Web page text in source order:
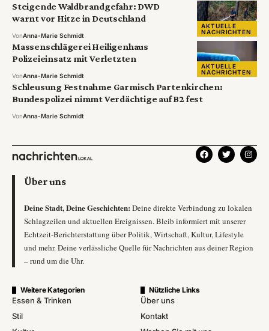
AKTUELLE
NACHRICHTEN
Steigende Waldbrandgefahr: DWD
warnt vor Hitze in Deutschland
VonAnna-Marie Schmidt
AKTUELLE
NACHRICHTEN
Massenschlägerei Heiligenhaus
Polizeieinsatz mit Verletzten
VonAnna-Marie Schmidt
Schleusung Festnahme Garmisch Partenkirchen:
Bundespolizei nimmt Verdächtige auf B2 fest
VonAnna-Marie Schmidt
Über uns
Deine Stadt, Deine Geschichten: Deine direkte Verbindung zu lokalen
Schlagzeilen und aktuellen Ereignissen. Bleib informiert mit unserer
Echtzeit-Berichterstattung über Politik, Wirtschaft, Kultur, Lifestyle
und mehr. Deine verlässliche Quelle für Nachrichten aus deiner Region
– rund um die Uhr.
Weitere Kategorien
Essen & Trinken
Stil
Nützliche Links
Über uns
Kontakt